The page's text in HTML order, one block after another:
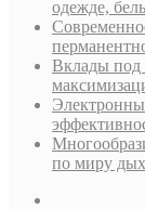
одежде,
Вклады под
по миру